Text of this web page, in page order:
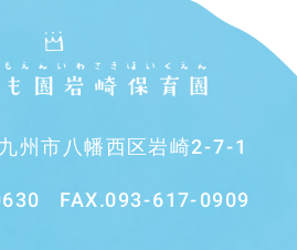
州市八幡西区岩崎2-7-1
FAX.093-617-0909